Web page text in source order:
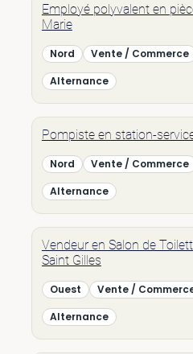
Employé polyvalent en
Marie
Nord Vente / Commerce
Alternance
Pompiste en station-
Nord Vente / Commerce
Alternance
Vendeur en Salon de
Saint Gilles
Ouest Vente /
Alternance